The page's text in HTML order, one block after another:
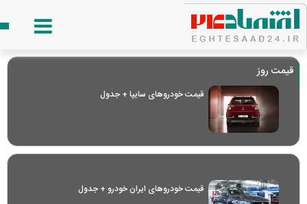
قیمت روز
قیمت خودرو‌های سایپا + جدول
قیمت خودرو‌های ایران خودرو + جدول